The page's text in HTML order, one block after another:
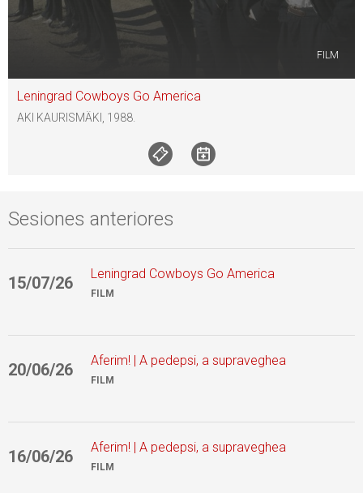
FILM
Leningrad Cowboys Go America
AKI KAURISMÄKI, 1988.
Sesiones anteriores
15/07/26 Leningrad Cowboys Go America
FILM
20/06/26 Aferim! | A pedepsi, a supraveghea
FILM
16/06/26 Aferim! | A pedepsi, a supraveghea
FILM